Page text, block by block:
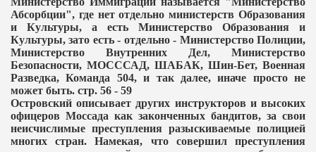
Абсорбции", где нет отдельно министерств Образования
и Культуры, а есть Министерство Образования и
Культуры, зато есть - отдельно - Министерство Полиции,
Министерство Внутренних Дел, Министерство
Безопасности, МОСССАД, ШАБАК, Шин-Бет, Военная
Разведка, Команда 504, и так далее, иначе просто не
может быть. стр. 56 - 59
Островский описывает других инструкторов и высоких
офицеров Моссада как законченных бандитов, за свои
неисчислимые преступления разыскиваемые полицией
многих стран. Намекая, что совершил преступления